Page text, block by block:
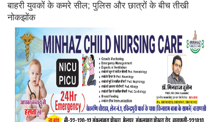
बाहरी युवकों के कमरे सील; पुलिस और छात्रों के बीच तीखी
नोकझोंक